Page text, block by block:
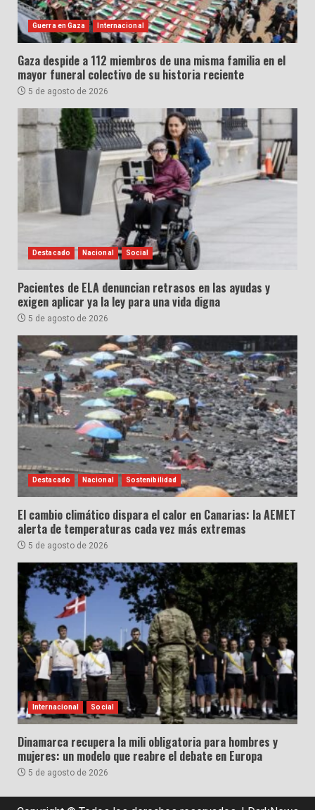
Guerra en Gaza Internacional
Gaza despide a 112 miembros de una misma familia en el
mayor funeral colectivo de su historia reciente
5 de agosto de 2026
Destacado Nacional Social
Pacientes de ELA denuncian retrasos en las ayudas y
exigen aplicar ya la ley para una vida digna
5 de agosto de 2026
Destacado Nacional Sostenibilidad
El cambio climático dispara el calor en Canarias: la AEMET
alerta de temperaturas cada vez más extremas
5 de agosto de 2026
Internacional Social
Dinamarca recupera la mili obligatoria para hombres y
mujeres: un modelo que reabre el debate en Europa
5 de agosto de 2026